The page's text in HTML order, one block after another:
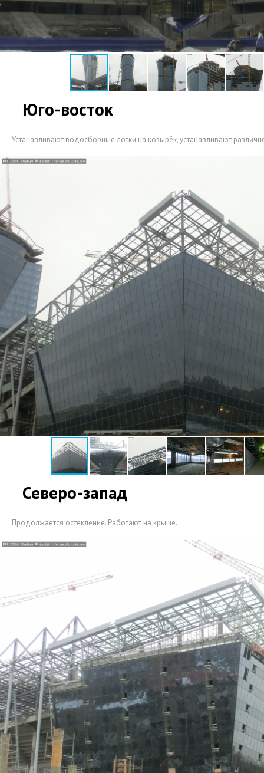
Юго-восток
Устанавливают водосборные лотки на козырёк,устанавливают
Северо-запад
Продолжается остекление. Работают на крыше.